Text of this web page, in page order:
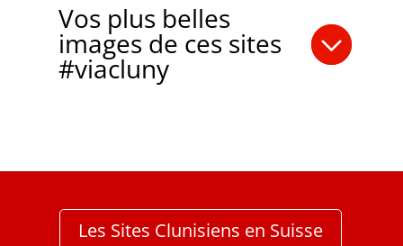
Vos plus belles
images de ces sites
#viacluny
Les Sites Clunisiens en Suisse